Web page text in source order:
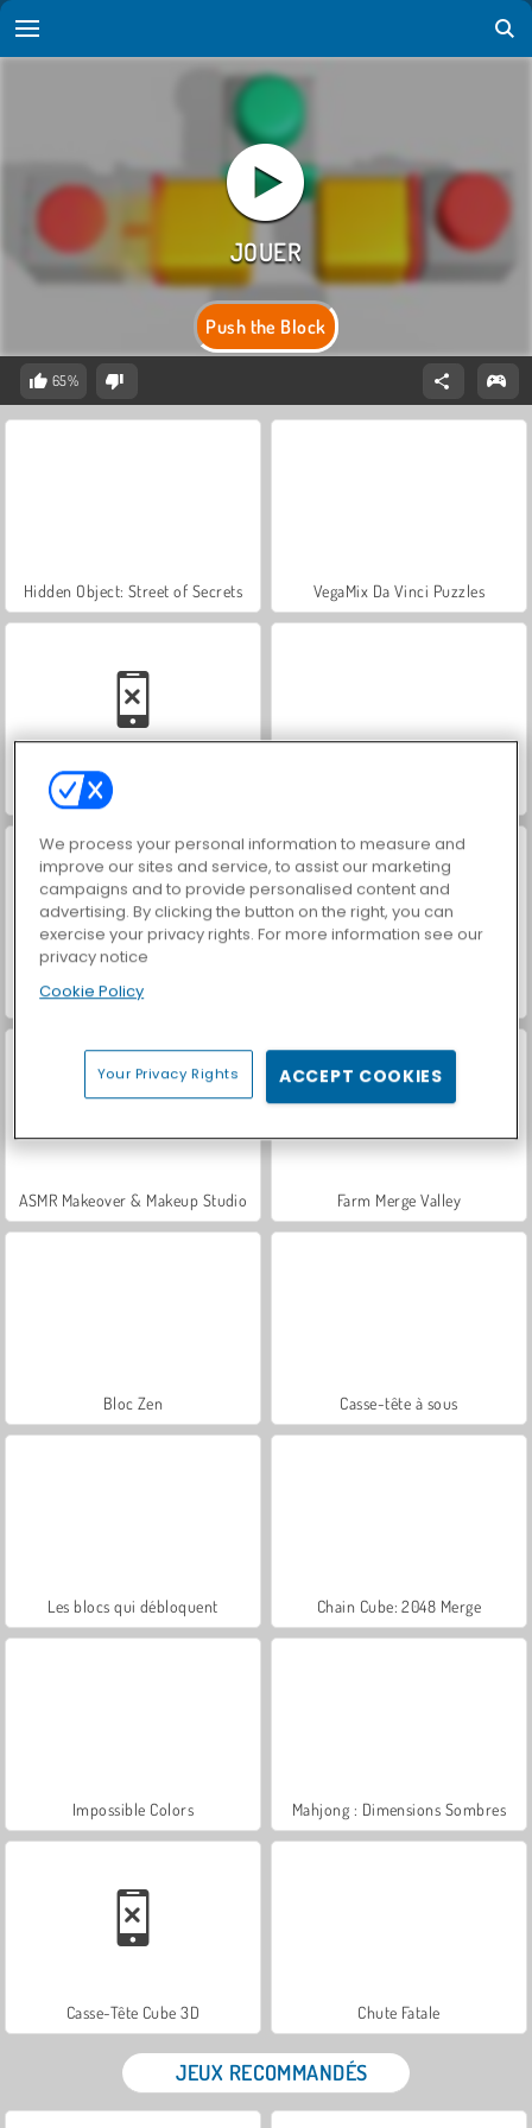
Push the Block
65%
Hidden Object: Street of Secrets VegaMix Da Vinci Puzzles
Car Parking City Duel
Casino World
ASMR Makeover & Makeup Studio Farm Merge Valley
Bloc Zen Casse-tête à sous
Les blocs qui débloquent Chain Cube: 2048 Merge
Impossible Colors Mahjong : Dimensions Sombres
Casse-Tête Cube 3D Chute Fatale
JEUX RECOMMANDÉS
We process your personal information to measure and
improve our sites and service, to assist our marketing
campaigns and to provide personalised content and
advertising. By clicking the button on the right, you can
exercise your privacy rights. For more information see our
privacy notice
Cookie Policy
Your Privacy Rights ACCEPT COOKIES